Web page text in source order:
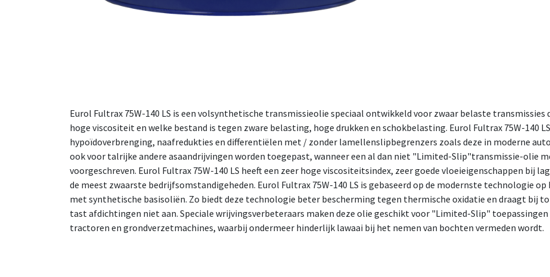
Eurol Fultrax 75W-140 LS is een volsynthetische transmissieolie speciaal ontwikkeld voor zwaar belaste
hoge viscositeit en welke bestand is tegen zware belasting, hoge drukken en schokbelasting. Eurol Fultrax 75W-140
hypoïdoverbrenging, naafredukties en differentiëlen met / zonder lamellenslipbegrenzers zoals deze in moderne
ook voor talrijke andere asaandrijvingen worden toegepast, wanneer een al dan niet "Limited-Slip"transmissie-olie
voorgeschreven. Eurol Fultrax 75W-140 LS heeft een zeer hoge viscositeitsindex, zeer goede vloeieigenschappen bij
de meest zwaarste bedrijfsomstandigeheden. Eurol Fultrax 75W-140 LS is gebaseerd op de modernste technologie
met synthetische basisoliën. Zo biedt deze technologie beter bescherming tegen thermische oxidatie en draagt bij
tast afdichtingen niet aan. Speciale wrijvingsverbeteraars maken deze olie geschikt voor "Limited-Slip"
tractoren en grondverzetmachines, waarbij ondermeer hinderlijk lawaai bij het nemen van bochten vermeden wordt.